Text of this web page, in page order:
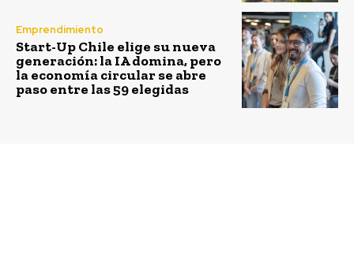
Emprendimiento
Start-Up Chile elige su nueva
generación: la IA domina, pero
la economía circular se abre
paso entre las 59 elegidas